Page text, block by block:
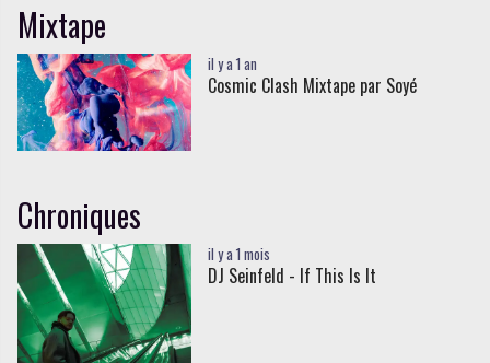
Mixtape
il y a 1 an
Cosmic Clash Mixtape par Soyé
Chroniques
il y a 1 mois
DJ Seinfeld - If This Is It